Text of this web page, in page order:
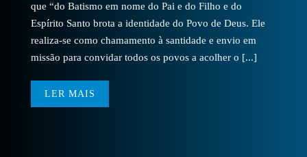
que “do Batismo em nome do Pai e do Filho e do
Espírito Santo brota a identidade do Povo de Deus. Ele
realiza-se como chamamento à santidade e envio em
missão para convidar todos os povos a acolher o [...]
LER MAIS